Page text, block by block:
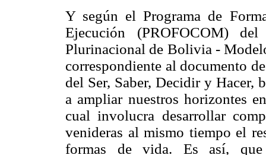
Y según el Programa de
Ejecución (PROFOCOM)
Plurinacional de Bolivia -
correspondiente al documento
del Ser, Saber, Decidir y Hacer,
a ampliar nuestros horizontes
cual involucra desarrollar
venideras al mismo tiempo el
formas de vida. Es así, que